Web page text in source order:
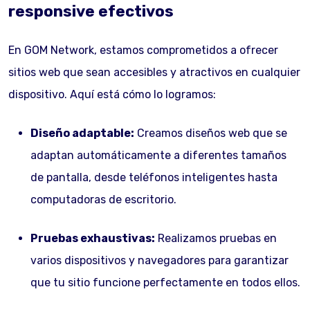
responsive efectivos
En GOM Network, estamos comprometidos a ofrecer
sitios web que sean accesibles y atractivos en cualquier
dispositivo. Aquí está cómo lo logramos:
Diseño adaptable: Creamos diseños web que se
adaptan automáticamente a diferentes tamaños
de pantalla, desde teléfonos inteligentes hasta
computadoras de escritorio.
Pruebas exhaustivas: Realizamos pruebas en
varios dispositivos y navegadores para garantizar
que tu sitio funcione perfectamente en todos ellos.